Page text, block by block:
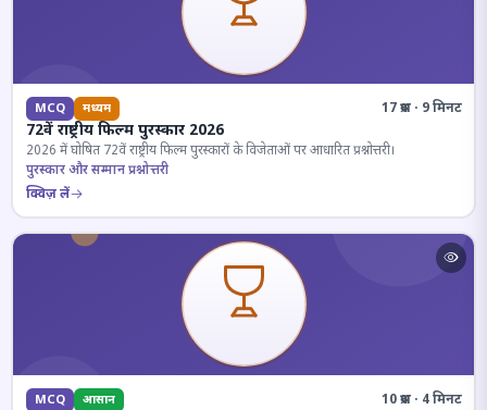
MCQ मध्यम 17 प्रश्न · 9 मिनट
72वें राष्ट्रीय फिल्म पुरस्कार 2026
2026 में घोषित 72वें राष्ट्रीय फिल्म पुरस्कारों के विजेताओं पर आधारित प्रश्नोत्तरी।
पुरस्कार और सम्मान प्रश्नोत्तरी
क्विज़ लें
MCQ आसान 10 प्रश्न · 4 मिनट